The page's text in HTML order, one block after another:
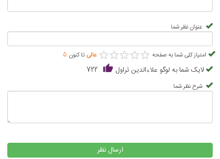
عنوان نظر شما
امتیاز کلی شما به صفحه ★★★★★
★★★★★ عالی تا کنون 5
لایک شما به لوگو علاءالدین تراول 722
شرح نظر شما
ارسال نظر